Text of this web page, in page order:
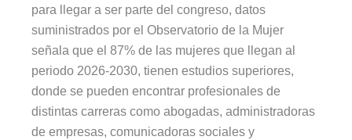
para llegar a ser parte del congreso, datos
suministrados por el Observatorio de la Mujer
señala que el 87% de las mujeres que llegan al
periodo 2026-2030, tienen estudios superiores,
donde se pueden encontrar profesionales de
distintas carreras como abogadas, administradoras
de empresas, comunicadoras sociales y